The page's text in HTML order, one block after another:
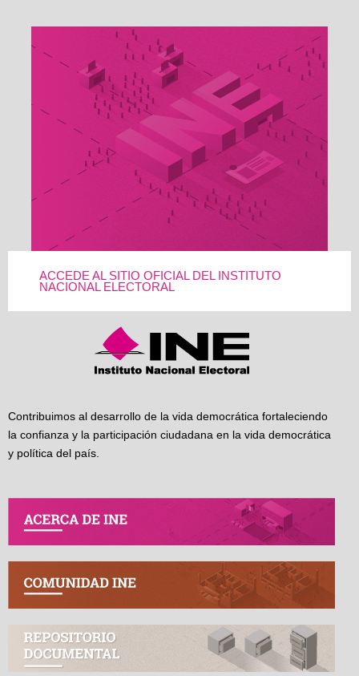
ACCEDE AL SITIO OFICIAL DEL INSTITUTO
NACIONAL ELECTORAL
Contribuimos al desarrollo de la vida democrática fortaleciendo
la confianza y la participación ciudadana en la vida democrática
y política del país.